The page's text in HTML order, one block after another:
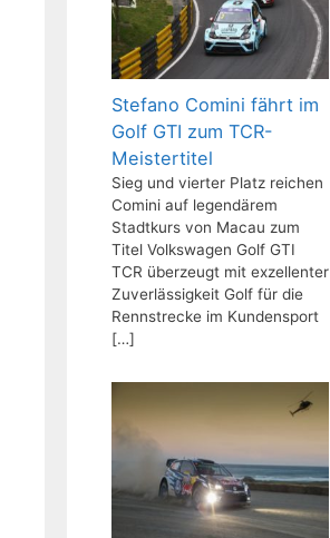
Stefano Comini fährt im
Golf GTI zum TCR-
Meistertitel
Sieg und vierter Platz reichen
Comini auf legendärem
Stadtkurs von Macau zum
Titel Volkswagen Golf GTI
TCR überzeugt mit exzellenter
Zuverlässigkeit Golf für die
Rennstrecke im Kundensport
[…]